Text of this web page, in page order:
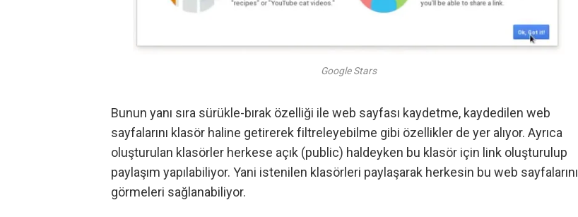
Google Stars
Bunun yanı sıra sürükle-bırak özelliği ile web sayfası kaydetme, kaydedilen web
sayfalarını klasör haline getirerek filtreleyebilme gibi özellikler de yer alıyor. Ayrıca
oluşturulan klasörler herkese açık (public) haldeyken bu klasör için link oluşturulup
paylaşım yapılabiliyor. Yani istenilen klasörleri paylaşarak herkesin bu web sayfalarını
görmeleri sağlanabiliyor.